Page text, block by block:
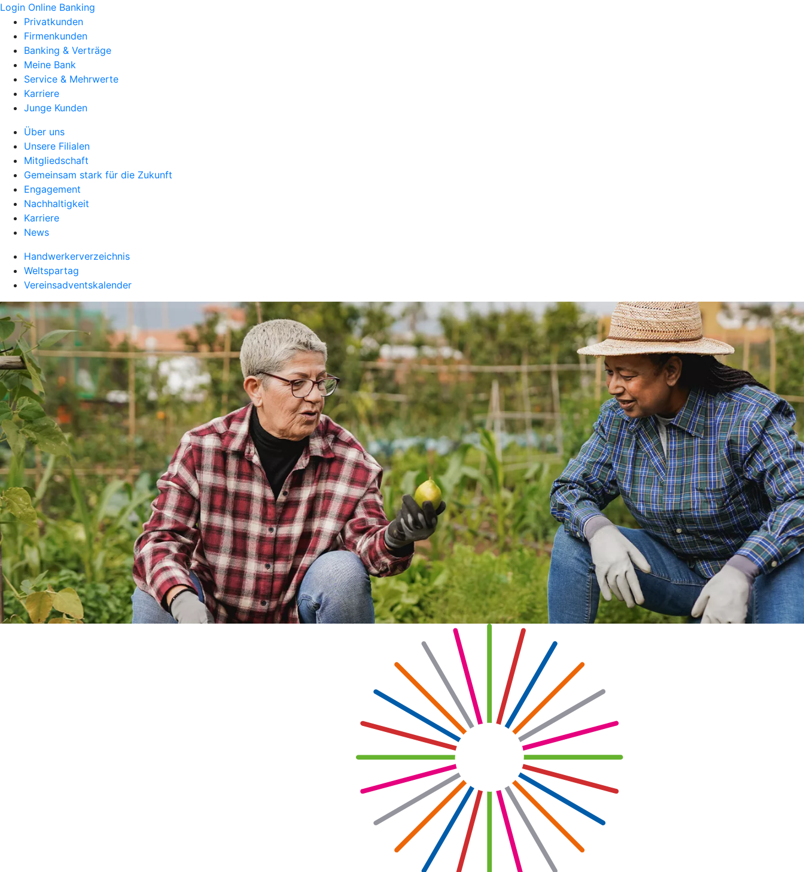
Login Online Banking
Privatkunden
Firmenkunden
Banking & Verträge
Meine Bank
Service & Mehrwerte
Karriere
Junge Kunden
Über uns
Unsere Filialen
Mitgliedschaft
Gemeinsam stark für die Zukunft
Engagement
Nachhaltigkeit
Karriere
News
Handwerkerverzeichnis
Weltspartag
Vereinsadventskalender